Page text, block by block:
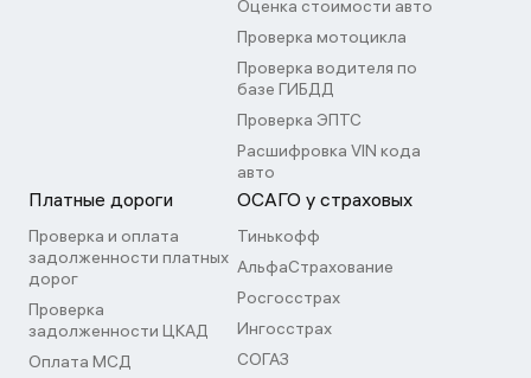
Оценка стоимости авто
Проверка мотоцикла
Проверка водителя по
базе ГИБДД
Проверка ЭПТС
Расшифровка VIN кода
авто
Платные дороги
Проверка и оплата
задолженности платных
дорог
Проверка
задолженности ЦКАД
Оплата МСД
ОСАГО у страховых
Тинькофф
АльфаСтрахование
Росгосстрах
Ингосстрах
СОГАЗ